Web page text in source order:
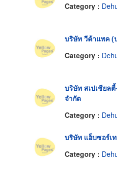
Category :
บริษัท วีต้าแพค (
Category :
บริษัท สเปเชียลตี้
จำกัด
Category :
บริษัท แอ็บซอร์เ
Category :